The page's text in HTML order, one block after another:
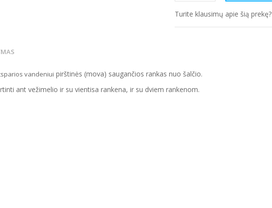
Turite klausimų apie šią prekę?
vandeniui pirštinės (mova) saugančios rankas nuo šalčio.
ant vežimelio ir su vientisa rankena, ir su dviem rankenom.